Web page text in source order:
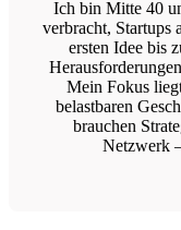
Ich bin Mitte 40
verbracht, Startups
ersten Idee bis
Mein Fokus
belastbaren
brauchen
Netzwerk